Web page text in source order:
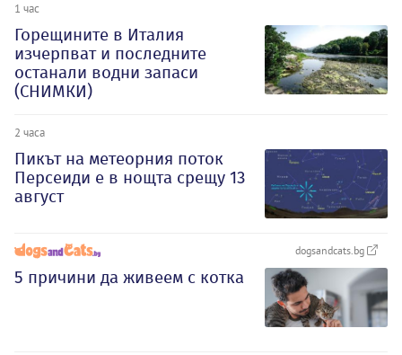
1 час
Горещините в Италия
изчерпват и последните
останали водни запаси
(СНИМКИ)
2 часа
Пикът на метеорния поток
Персеиди е в нощта срещу 13
август
dogsandcats.bg
5 причини да живеем с котка